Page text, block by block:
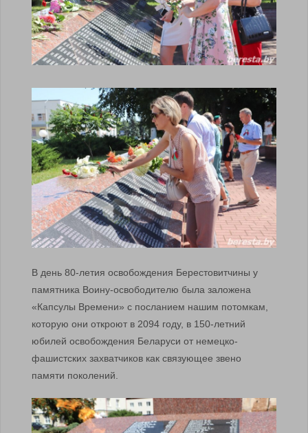
В день 80-летия освобождения Берестовитчины у
памятника Воину-освободителю была заложена
«Капсулы Времени» с посланием нашим потомкам,
которую они откроют в 2094 году, в 150-летний
юбилей освобождения Беларуси от немецко-
фашистских захватчиков как связующее звено
памяти поколений.